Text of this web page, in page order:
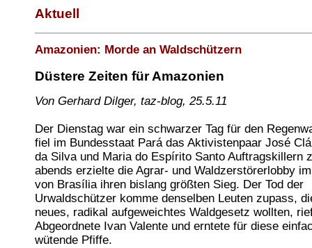
Aktuell
Amazonien: Morde an Waldschützern
Düstere Zeiten für Amazonien
Von Gerhard Dilger, taz-blog, 25.5.11
Der Dienstag war ein schwarzer Tag für den
fiel im Bundesstaat Pará das Aktivistenpaar José
da Silva und Maria do Espírito Santo Auftragskillern
abends erzielte die Agrar- und Waldzerstörerlobby
von Brasília ihren bislang größten Sieg. Der Tod der
Urwaldschützer komme denselben Leuten zupass,
neues, radikal aufgeweichtes Waldgesetz wollten,
Abgeordnete Ivan Valente und erntete für diese
wütende Pfiffe.